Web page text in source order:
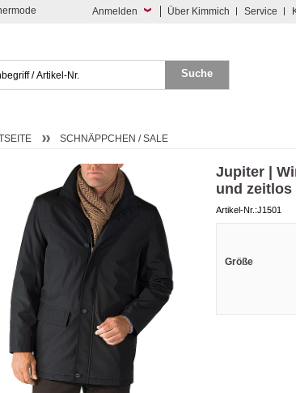
Anmelden Über Kimmich Service
SCHNÄPPCHEN / SALE
Jupiter |
und zeitlos
Artikel-Nr.:J1501
Größe